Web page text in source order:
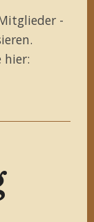
-
hier: